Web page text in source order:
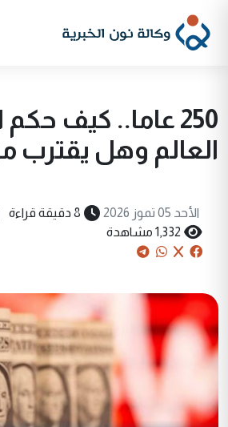
250 عاما.. كيف حكم
العالم وهل يقترب
الأحد 05 تموز 2026 8 دقيقة قراءة
1,332 مشاهدة